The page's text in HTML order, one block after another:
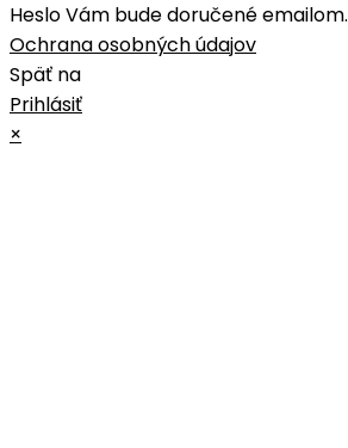
Heslo Vám bude doručené emailom.
Ochrana osobných údajov
Späť na
Prihlásiť
×